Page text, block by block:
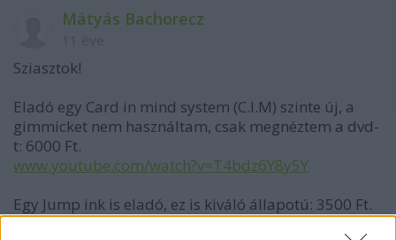
Mátyás Bachorecz
Sziasztok!
Eladó egy Card in mind system (C.I.M) szinte új, a
gimmicket nem használtam, csak megnéztem a dvd-
t: 6000 Ft.
www.youtube.com/watch?v=T4bdz6Y8y5Y
Egy Jump ink is eladó, ez is kiváló állapotú: 3500 Ft.
www.youtube.com/watch?v=mJBaYXNupJk